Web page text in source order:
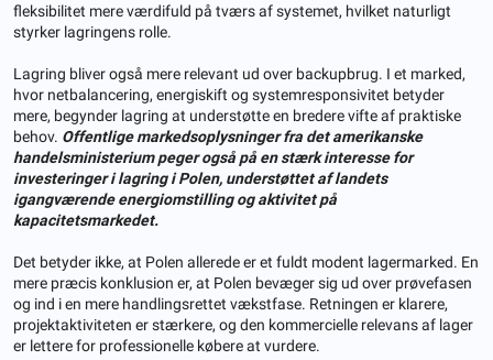
fleksibilitet mere værdifuld på tværs af systemet, hvilket naturligt
styrker lagringens rolle.
Lagring bliver også mere relevant ud over backupbrug. I et marked,
hvor netbalancering, energiskift og systemresponsivitet betyder
mere, begynder lagring at understøtte en bredere vifte af praktiske
behov. Offentlige markedsoplysninger fra det amerikanske
handelsministerium peger også på en stærk interesse for
investeringer i lagring i Polen, understøttet af landets
igangværende energiomstilling og aktivitet på
kapacitetsmarkedet.
Det betyder ikke, at Polen allerede er et fuldt modent lagermarked. En
mere præcis konklusion er, at Polen bevæger sig ud over prøvefasen
og ind i en mere handlingsrettet vækstfase. Retningen er klarere,
projektaktiviteten er stærkere, og den kommercielle relevans af lager
er lettere for professionelle købere at vurdere.